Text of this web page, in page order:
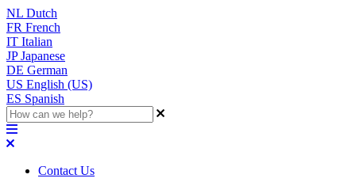
NL Dutch
FR French
IT Italian
JP Japanese
DE German
US English (US)
ES Spanish
Contact Us